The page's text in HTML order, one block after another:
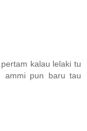
kalau lelaki tu
ammi pun baru tau